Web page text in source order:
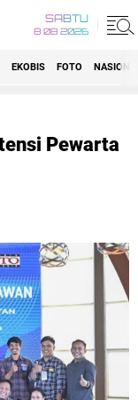
SABTU
8 08 2026
EKOBIS FOTO
Pewarta